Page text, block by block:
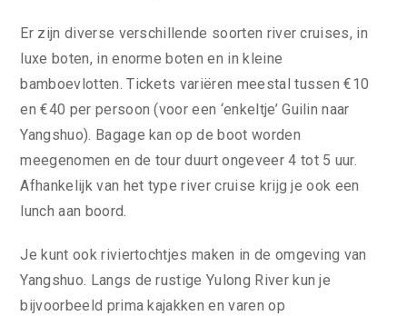
Er zijn diverse verschillende soorten river cruises, in
luxe boten, in enorme boten en in kleine
bamboevlotten. Tickets variëren meestal tussen €10
en €40 per persoon (voor een ‘enkeltje’ Guilin naar
Yangshuo). Bagage kan op de boot worden
meegenomen en de tour duurt ongeveer 4 tot 5 uur.
Afhankelijk van het type river cruise krijg je ook een
lunch aan boord.
Je kunt ook riviertochtjes maken in de omgeving van
Yangshuo. Langs de rustige Yulong River kun je
bijvoorbeeld prima kajakken en varen op